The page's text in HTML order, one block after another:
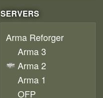
SERVERS
Arma Reforger
Arma 3
Arma 2
Arma 1
OFP